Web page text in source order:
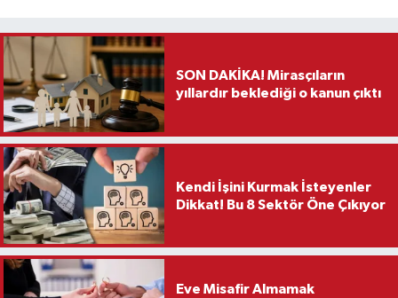
SON DAKİKA! Mirasçıların
yıllardır beklediği o kanun çıktı
Kendi İşini Kurmak İsteyenler
Dikkat! Bu 8 Sektör Öne Çıkıyor
Eve Misafir Almamak